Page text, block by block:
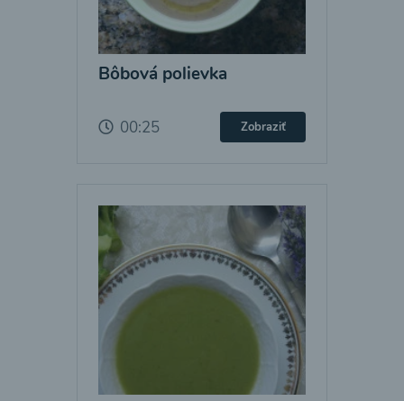
Bôbová polievka
00:25 Zobraziť